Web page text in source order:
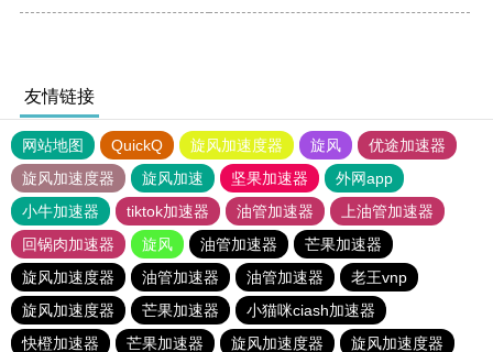
友情链接
网站地图 QuickQ 旋风加速度器 旋风
优途加速器
旋风加速度器
旋风加速 坚果加速器
外网app
小牛加速器
tiktok加速器 油管加速器
上油管加速器
回锅肉加速器
旋风 油管加速器
芒果加速器
旋风加速度器
油管加速器 油管加速器
老王vnp
旋风加速度器
芒果加速器
小猫咪ciash加速器
快橙加速器
芒果加速器 旋风加速度器 旋风加速度器